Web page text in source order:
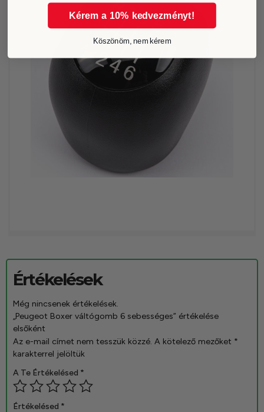
Értékelések
Még nincsenek értékelések.
„Peugeot Boxer váltógomb 6 sebességes” értékelése
elsőként
Az e-mail címet nem tesszük közzé. A kötelező mezőket *
karakterrel jelöltük
A Te Értékelésed *
Értékelésed *
Kérem a 10% kedvezményt!
Köszönöm, nem kérem